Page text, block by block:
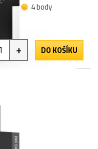
4 body
+ DO KOŠÍKU